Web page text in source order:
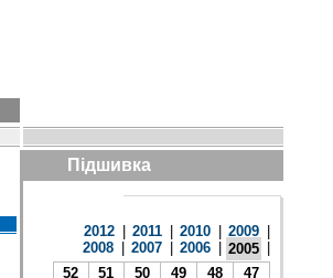
Підшивка
2012 2011 2010 2009
2008
2007 2006 2005
52
51 50 49 48
47